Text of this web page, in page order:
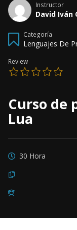
Instructor
David Iván
Categoría
Lenguajes De
Review
Curso de
Lua
30 Hora